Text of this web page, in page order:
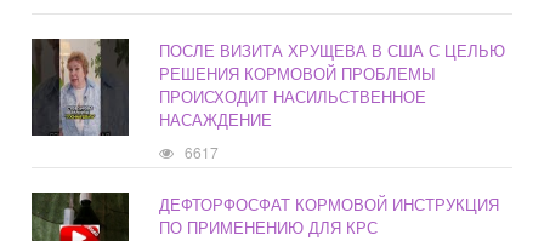
ПОСЛЕ ВИЗИТА ХРУЩЕВА В США С ЦЕЛЬЮ
РЕШЕНИЯ КОРМОВОЙ ПРОБЛЕМЫ
ПРОИСХОДИТ НАСИЛЬСТВЕННОЕ
НАСАЖДЕНИЕ
6617
ДЕФТОРФОСФАТ КОРМОВОЙ ИНСТРУКЦИЯ
ПО ПРИМЕНЕНИЮ ДЛЯ КРС